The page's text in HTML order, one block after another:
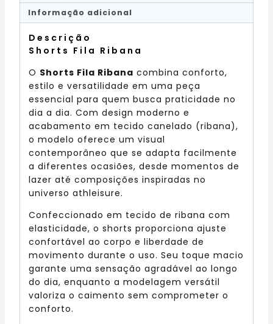
Informação adicional
Descrição
Shorts Fila Ribana
O Shorts Fila Ribana combina conforto,
estilo e versatilidade em uma peça
essencial para quem busca praticidade no
dia a dia. Com design moderno e
acabamento em tecido canelado (ribana),
o modelo oferece um visual
contemporâneo que se adapta facilmente
a diferentes ocasiões, desde momentos de
lazer até composições inspiradas no
universo athleisure.
Confeccionado em tecido de ribana com
elasticidade, o shorts proporciona ajuste
confortável ao corpo e liberdade de
movimento durante o uso. Seu toque macio
garante uma sensação agradável ao longo
do dia, enquanto a modelagem versátil
valoriza o caimento sem comprometer o
conforto.